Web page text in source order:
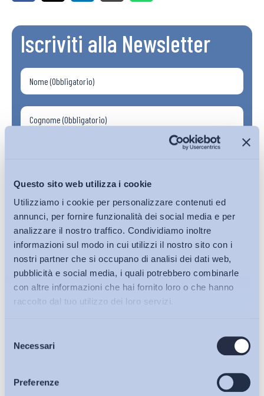
Questo sito web utilizza i cookie
Utilizziamo i cookie per personalizzare contenuti ed
annunci, per fornire funzionalità dei social media e per
analizzare il nostro traffico. Condividiamo inoltre
informazioni sul modo in cui utilizzi il nostro sito con i
nostri partner che si occupano di analisi dei dati web,
pubblicità e social media, i quali potrebbero combinarle
con altre informazioni che hai fornito loro o che hanno
raccolto dal tuo utilizzo dei loro servizi.
delNecessari
Preferenze
Bollettini ADAPT
Articoli
Iscriviti alla Newsletter
Ho letto e Accetto il trattamento dei dati personali descritti